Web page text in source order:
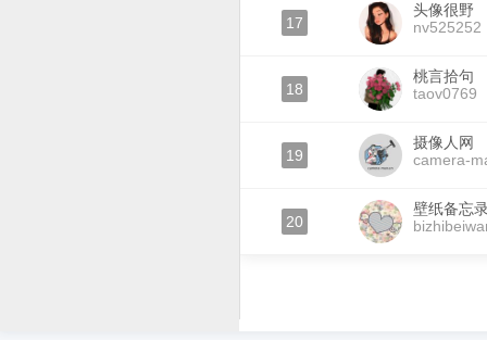
17
头像很野
nv525252
18
桃言拾句
taov0769
19
摄像人网
camera-
20
壁纸备忘